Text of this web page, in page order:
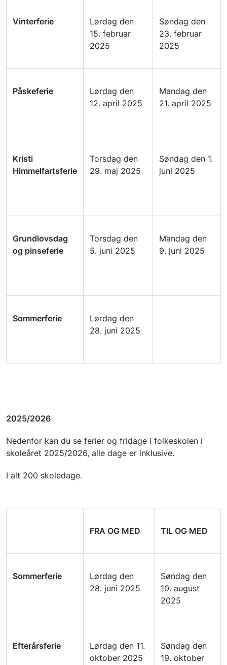
Vinterferie
Lørdag den
15. februar
2025
Søndag den
23. februar
2025
Påskeferie
Lørdag den
12. april 2025
Mandag den
21. april 2025
Kristi
Himmelfartsferie
Torsdag den
29. maj 2025
Søndag den 1.
juni 2025
Grundlovsdag
og pinseferie
Torsdag den
5. juni 2025
Mandag den
9. juni 2025
Sommerferie
Lørdag den
28. juni 2025
2025/2026
Nedenfor kan du se ferier og fridage i folkeskolen i
skoleåret 2025/2026, alle dage er inklusive.
I alt 200 skoledage.
FRA OG MED TIL OG MED
Sommerferie
Lørdag den
28. juni 2025
Søndag den
10. august
2025
Efterårsferie
Lørdag den 11.
oktober 2025
Søndag den
19. oktober